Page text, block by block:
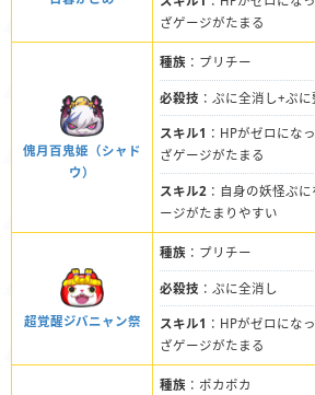
ざゲージがたまる
傀月百鬼姫（シャド
ウ）
種族 ：プリチー
必殺技 ：ぷに全消し+ぷに
スキル1 ：HPがゼロにな
ざゲージがたまる
スキル2 ：自身の妖怪ぷ
ージがたまりやすい
超覚醒ジバニャン祭
種族 ：プリチー
必殺技 ：ぷに全消し
スキル1 ：HPがゼロにな
ざゲージがたまる
種族 ：ポカポカ